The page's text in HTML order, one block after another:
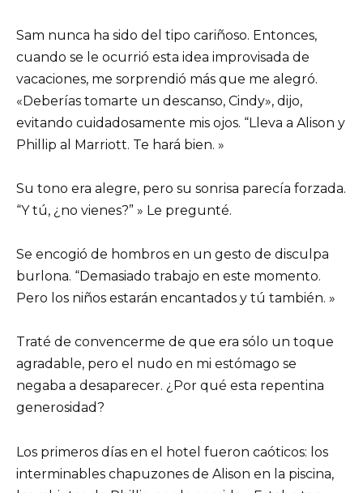
Sam nunca ha sido del tipo cariñoso. Entonces,
cuando se le ocurrió esta idea improvisada de
vacaciones, me sorprendió más que me alegró.
«Deberías tomarte un descanso, Cindy», dijo,
evitando cuidadosamente mis ojos. “Lleva a Alison y
Phillip al Marriott. Te hará bien. »
Su tono era alegre, pero su sonrisa parecía forzada.
“Y tú, ¿no vienes?” » Le pregunté.
Se encogió de hombros en un gesto de disculpa
burlona. “Demasiado trabajo en este momento.
Pero los niños estarán encantados y tú también. »
Traté de convencerme de que era sólo un toque
agradable, pero el nudo en mi estómago se
negaba a desaparecer. ¿Por qué esta repentina
generosidad?
Los primeros días en el hotel fueron caóticos: los
interminables chapuzones de Alison en la piscina,